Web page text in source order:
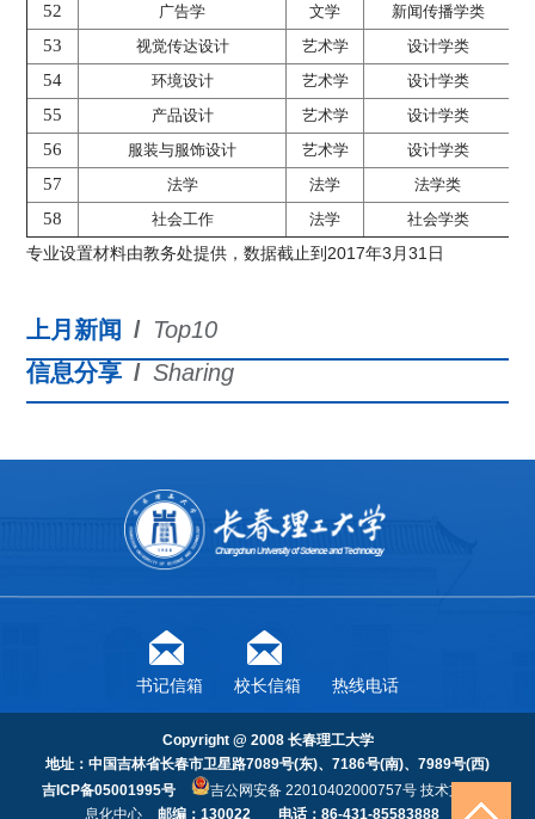
52 广告学 文学 新闻传播学类
53 视觉传达设计 艺术学 设计学类
54 环境设计 艺术学 设计学类
55 产品设计 艺术学 设计学类
56 服装与服饰设计 艺术学 设计学类
57 法学 法学 法学类
58 社会工作 法学 社会学类
专业设置材料由教务处提供，数据截止到2017年3月31日
上月新闻 / Top10
信息分享 / Sharing
书记信箱 校长信箱 热线电话
Copyright @ 2008 长春理工大学
地址：中国吉林省长春市卫星路7089号(东)、7186号(南)、7989号(西)
吉ICP备05001995号
吉公网安备 22010402000757号 技术支持：信
息化中心
邮编：130022 电话：86-431-85583888